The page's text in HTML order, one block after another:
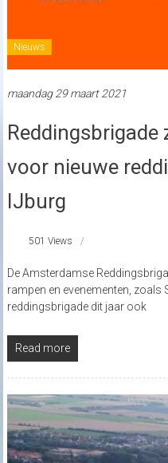
Nieuws
maandag 29 maart 2021
voor nieuwe
IJburg
501 Views
De Amsterdamse
rampen en evenementen, zoals
reddingsbrigade dit jaar ook
Read more